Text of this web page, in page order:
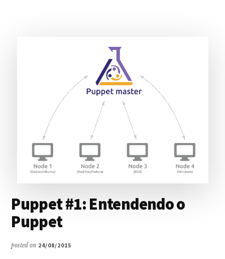
Puppet #1: Entendendo o
Puppet
posted on 24/08/2015